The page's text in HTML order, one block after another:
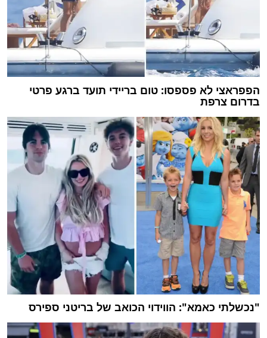
הפפראצי לא פספסו: טום בריידי תועד ברגע פרטי
בדרום צרפת
"נכשלתי כאמא": הווידוי הכואב של בריטני ספירס